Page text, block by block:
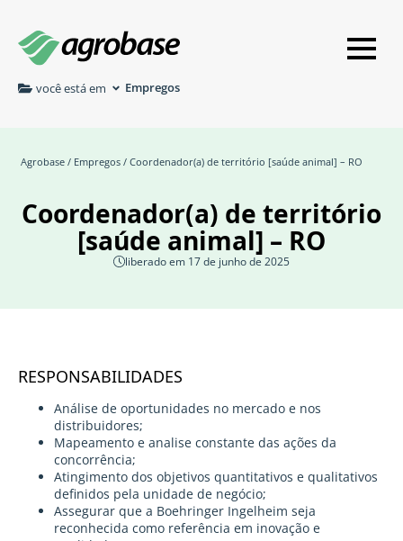
você está em Empregos
Agrobase / Empregos / Coordenador(a) de território [saúde animal] – RO
Coordenador(a) de território
[saúde animal] – RO
liberado em 17 de junho de 2025
RESPONSABILIDADES
Análise de oportunidades no mercado e nos
distribuidores;
Mapeamento e analise constante das ações da
concorrência;
Atingimento dos objetivos quantitativos e qualitativos
definidos pela unidade de negócio;
Assegurar que a Boehringer Ingelheim seja
reconhecida como referência em inovação e